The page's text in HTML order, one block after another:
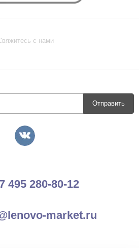
с нами
Отправить
495 280-80-12
market.ru